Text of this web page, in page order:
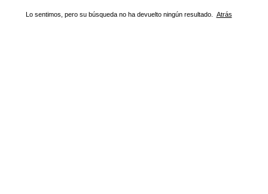
Lo sentimos, pero su búsqueda no ha devuelto ningún resultado. Atrás